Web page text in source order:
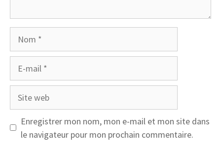
Site
Enregistrer mon nom, mon e-mail et mon site dans
le navigateur pour mon prochain commentaire.